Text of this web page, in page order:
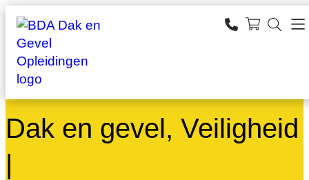
Ga
naar
de
inhoud
SEARCH
Dak en gevel, Veiligheid
|